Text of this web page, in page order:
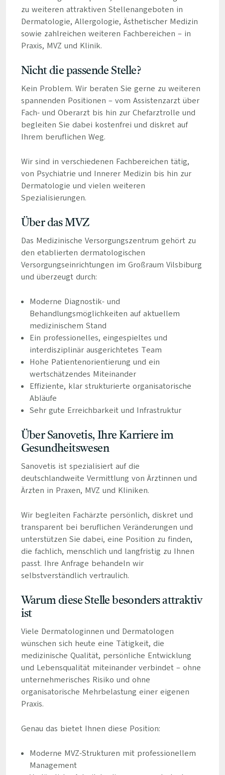
zu weiteren attraktiven Stellenangeboten in
Dermatologie, Allergologie, Ästhetischer Medizin
sowie zahlreichen weiteren Fachbereichen – in
Praxis, MVZ und Klinik.
Nicht die passende Stelle?
Kein Problem. Wir beraten Sie gerne zu weiteren
spannenden Positionen – vom Assistenzarzt über
Fach- und Oberarzt bis hin zur Chefarztrolle und
begleiten Sie dabei kostenfrei und diskret auf
Ihrem beruflichen Weg.
Wir sind in verschiedenen Fachbereichen tätig,
von Psychiatrie und Innerer Medizin bis hin zur
Dermatologie und vielen weiteren
Spezialisierungen.
Über das MVZ
Das Medizinische Versorgungszentrum gehört zu
den etablierten dermatologischen
Versorgungseinrichtungen im Großraum Vilsbiburg
und überzeugt durch:
Moderne Diagnostik- und
Behandlungsmöglichkeiten auf aktuellem
medizinischem Stand
Ein professionelles, eingespieltes und
interdisziplinär ausgerichtetes Team
Hohe Patientenorientierung und ein
wertschätzendes Miteinander
Effiziente, klar strukturierte organisatorische
Abläufe
Sehr gute Erreichbarkeit und Infrastruktur
Über Sanovetis, Ihre Karriere im
Gesundheitswesen
Sanovetis ist spezialisiert auf die
deutschlandweite Vermittlung von Ärztinnen und
Ärzten in Praxen, MVZ und Kliniken.
Wir begleiten Fachärzte persönlich, diskret und
transparent bei beruflichen Veränderungen und
unterstützen Sie dabei, eine Position zu finden,
die fachlich, menschlich und langfristig zu Ihnen
passt. Ihre Anfrage behandeln wir
selbstverständlich vertraulich.
Warum diese Stelle besonders attraktiv
ist
Viele Dermatologinnen und Dermatologen
wünschen sich heute eine Tätigkeit, die
medizinische Qualität, persönliche Entwicklung
und Lebensqualität miteinander verbindet – ohne
unternehmerisches Risiko und ohne
organisatorische Mehrbelastung einer eigenen
Praxis.
Genau das bietet Ihnen diese Position:
Moderne MVZ-Strukturen mit professionellem
Management